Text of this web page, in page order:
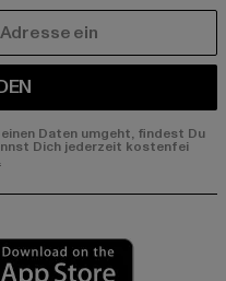
Daten umgeht, findest Du
Dich jederzeit kostenfei